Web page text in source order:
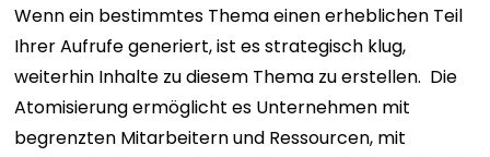
Wenn ein bestimmtes Thema einen erheblichen Teil
Ihrer Aufrufe generiert, ist es strategisch klug,
weiterhin Inhalte zu diesem Thema zu erstellen. Die
Atomisierung ermöglicht es Unternehmen mit
begrenzten Mitarbeitern und Ressourcen, mit